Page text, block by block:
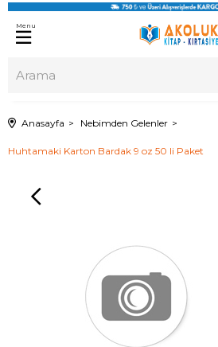
Menu
Anasayfa Nebimden Gelenler
Huhtamaki Karton Bardak 9 oz 50 li Paket